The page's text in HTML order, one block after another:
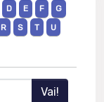
D E F
G
R S T
U